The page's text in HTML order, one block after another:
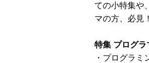
ての小特集や
マの方、必見！
特集 プログ
・プログラ